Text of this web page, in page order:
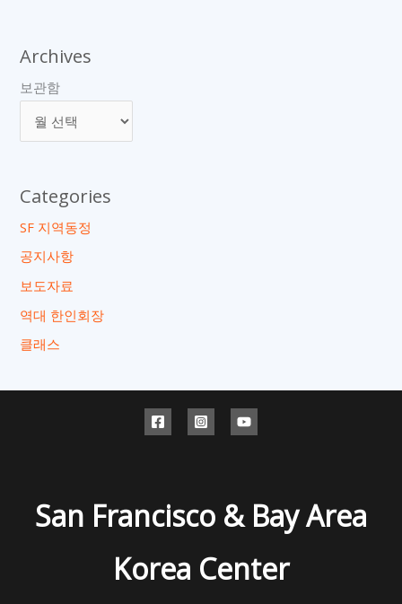
Archives
보관함
Categories
SF 지역동정
공지사항
보도자료
역대 한인회장
클래스
San Francisco & Bay Area
Korea Center